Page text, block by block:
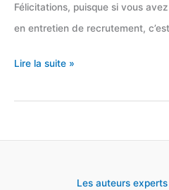
Félicitations, puisque si vous
en entretien de recrutement,
Email
confirmer
Lire la suite »
Les auteurs